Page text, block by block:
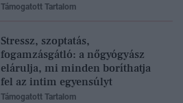
Támogatott Tartalom
Stressz, szoptatás,
fogamzásgátló: a nőgyógyász
elárulja, mi minden boríthatja
fel az intim egyensúlyt
Támogatott Tartalom